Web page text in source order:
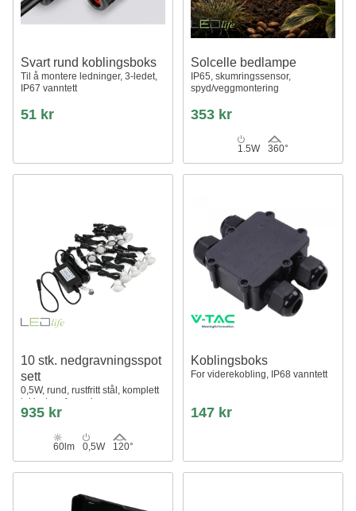
Svart rund koblingsboks
Til å montere ledninger, 3-ledet,
IP67 vanntett
51 kr
Solcelle bedlampe
IP65, skumringssensor,
spyd/veggmontering
353 kr
1.5W 360°
10 stk. nedgravningsspot
sett
0,5W, rund, rustfritt stål, komplett
inkl. strømforsyning
935 kr
60lm 0,5W 120°
Koblingsboks
For viderekobling, IP68 vanntett
147 kr